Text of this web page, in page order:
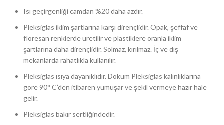
Isı geçirgenliği camdan %20 daha azdır.
Pleksiglas iklim şartlarına karşı dirençlidir. Opak, şeffaf ve
floresan renklerde üretilir ve plastiklere oranla iklim
şartlarına daha dirençlidir. Solmaz, kırılmaz. İç ve dış
mekanlarda rahatlıkla kullanılır.
Pleksiglas ısıya dayanıklıdır. Döküm Pleksiglas kalınlıklarına
göre 90° C’den itibaren yumuşar ve şekil vermeye hazır hale
gelir.
Pleksiglas bakır sertliğindedir.